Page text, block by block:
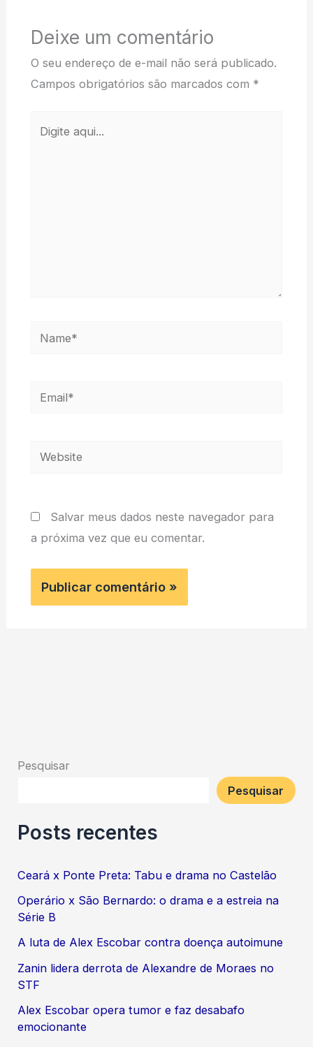
Deixe um comentário
O seu endereço de e-mail não será publicado.
Campos obrigatórios são marcados com *
aqui...
Name*
Email*
Website
Salvar meus dados neste navegador para
a próxima vez que eu comentar.
Pesquisar
Pesquisar
Posts recentes
Ceará x Ponte Preta: Tabu e drama no Castelão
Operário x São Bernardo: o drama e a estreia na
Série B
A luta de Alex Escobar contra doença autoimune
Zanin lidera derrota de Alexandre de Moraes no
STF
Alex Escobar opera tumor e faz desabafo
emocionante